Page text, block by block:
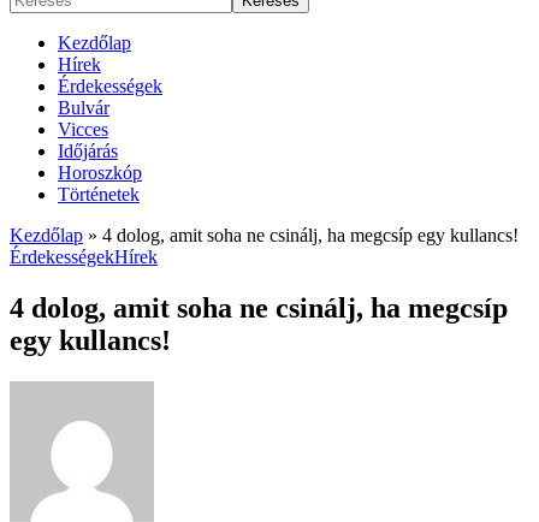
Kezdőlap
Hírek
Érdekességek
Bulvár
Vicces
Időjárás
Horoszkóp
Történetek
Kezdőlap » 4 dolog, amit soha ne csinálj, ha megcsíp egy kullancs!
ÉrdekességekHírek
4 dolog, amit soha ne csinálj, ha megcsíp
egy kullancs!